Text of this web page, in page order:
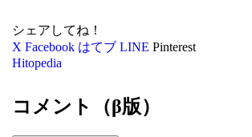
シェアしてね！
X Facebook はてブ LINE Pinterest
Hitopedia
コメント（β版）